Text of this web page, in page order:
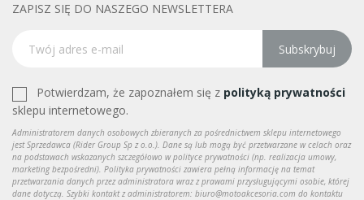
ZAPISZ SIĘ DO NASZEGO NEWSLETTERA
Subskrybuj
Potwierdzam, że zapoznałem się z polityką prywatności
sklepu internetowego.
Administratorem danych osobowych zbieranych za pośrednictwem sklepu internetowego
jest Sprzedawca (Rider Group Sp z o.o.). Dane są lub mogą być przetwarzane w celach oraz
na podstawach wskazanych szczegółowo w polityce prywatności (np. realizacja umowy,
marketing bezpośredni). Polityka prywatności zawiera pełną informację na temat
przetwarzania danych przez administratora wraz z prawami przysługującymi osobie, której
dane dotyczą. Szybki kontakt z administratorem: biuro@motoakcesoria.com do kontaktu